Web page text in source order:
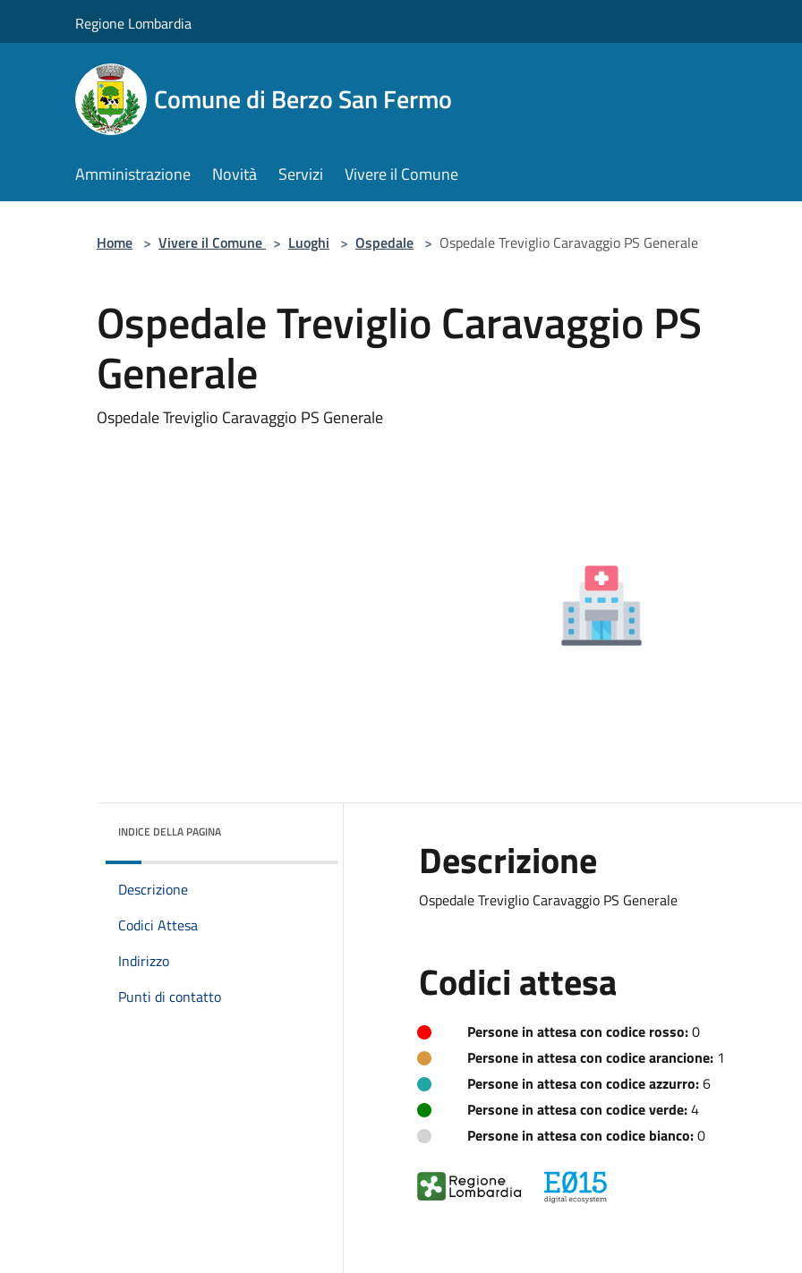
Regione Lombardia
Comune di Berzo San Fermo
Amministrazione Novità Servizi Vivere il Comune
Home > Vivere il Comune > Luoghi > Ospedale > Ospedale Treviglio Caravaggio PS Generale
Ospedale Treviglio Caravaggio PS
Generale
Ospedale Treviglio Caravaggio PS Generale
INDICE DELLA PAGINA
Descrizione
Codici Attesa
Indirizzo
Punti di contatto
Descrizione
Ospedale Treviglio Caravaggio PS Generale
Codici attesa
Persone in attesa con codice rosso:0
Persone in attesa con codice arancione:1
Persone in attesa con codice azzurro:6
Persone in attesa con codice verde:4
Persone in attesa con codice bianco:0